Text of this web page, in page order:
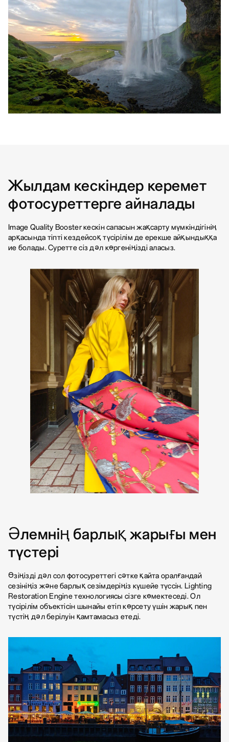
Жылдам кескіндер керемет
фотосуреттерге айналады
Image Quality Booster кескін сапасын жақсарту мүмкіндігінің
арқасында тіпті кездейсоқ түсірілім де ерекше айқындыққа
ие болады. Суретте сіз дәл көргеніңізді аласыз.
Әлемнің барлықжарығы мен
түстері
Өзіңізді дәл сол фотосуреттегі сәтке қайта оралғандай
сезініңіз және барлық сезімдеріңіз күшейе түссін. Lighting
Restoration Engine технологиясы сізге көмектеседі. Ол
түсірілім объектісін шынайы етіп көрсету үшін жарық пен
түстің дәл берілуін қамтамасыз етеді.